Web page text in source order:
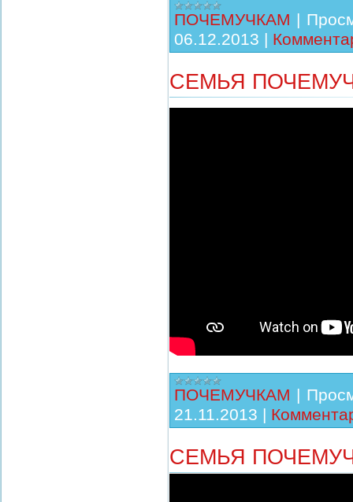
ПОЧЕМУЧКАМ |
06.12.2013 |
СЕМЬЯ
ПОЧЕМУЧКАМ |
21.11.2013 |
СЕМЬЯ